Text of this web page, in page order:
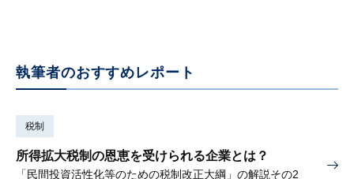
執筆者のおすすめレポート
税制
所得拡大税制の恩恵を受けられる企業とは？
「民間投資活性化等のための税制改正大綱」の解説その2